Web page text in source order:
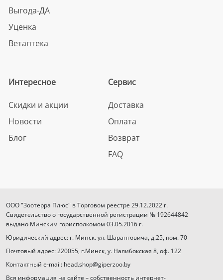
Выгода-ДА
Уценка
Ветаптека
Интересное
Скидки и акции
Новости
Блог
Сервис
Доставка
Оплата
Возврат
FAQ
ООО "Зоотерра Плюс" в Торговом реестре 29.12.2022 г.
Свидетельство о государственной регистрации № 192644842
выдано Минским горисполкомом 03.05.2016 г.
Юридический адрес: г. Минск. ул. Шаранговича, д.25, пом. 70
Почтовый адрес: 220055, г.Минск, у. Налибокская 8, оф. 122
Контактный e-mail: head.shop@giperzoo.by
Вся информация на сайте – собственность интернет-